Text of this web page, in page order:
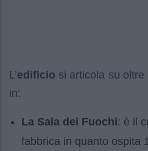
L’edificio si articola su
in:
La Sala dei Fuochi: è il
fabbrica in quanto ospita